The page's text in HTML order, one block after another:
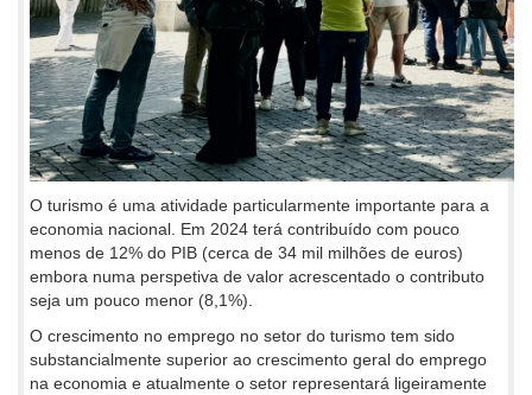
O turismo é uma atividade particularmente importante para a
economia nacional. Em 2024 terá contribuído com pouco
menos de 12% do PIB (cerca de 34 mil milhões de euros)
embora numa perspetiva de valor acrescentado o contributo
seja um pouco menor (8,1%).
O crescimento no emprego no setor do turismo tem sido
substancialmente superior ao crescimento geral do emprego
na economia e atualmente o setor representará ligeiramente